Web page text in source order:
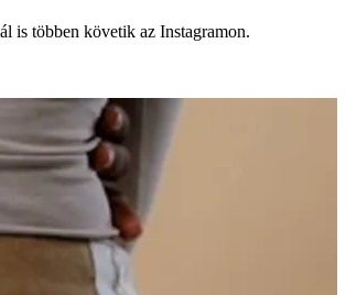
is többen követik az Instagramon.